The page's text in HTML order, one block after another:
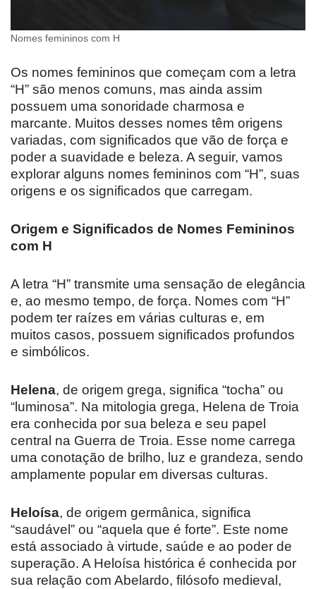
Nomes femininos com H
Os nomes femininos que começam com a letra
“H” são menos comuns, mas ainda assim
possuem uma sonoridade charmosa e
marcante. Muitos desses nomes têm origens
variadas, com significados que vão de força e
poder a suavidade e beleza. A seguir, vamos
explorar alguns nomes femininos com “H”, suas
origens e os significados que carregam.
Origem e Significados de Nomes Femininos
com H
A letra “H” transmite uma sensação de elegância
e, ao mesmo tempo, de força. Nomes com “H”
podem ter raízes em várias culturas e, em
muitos casos, possuem significados profundos
e simbólicos.
Helena, de origem grega, significa “tocha” ou
“luminosa”. Na mitologia grega, Helena de Troia
era conhecida por sua beleza e seu papel
central na Guerra de Troia. Esse nome carrega
uma conotação de brilho, luz e grandeza, sendo
amplamente popular em diversas culturas.
Heloísa, de origem germânica, significa
“saudável” ou “aquela que é forte”. Este nome
está associado à virtude, saúde e ao poder de
superação. A Heloísa histórica é conhecida por
sua relação com Abelardo, filósofo medieval,